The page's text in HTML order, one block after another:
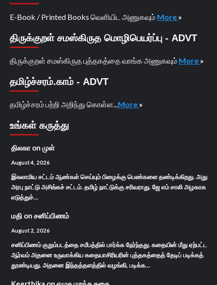
E-Book / Printed Books வெளியிட அணுகவும் More »
திருக்குறள் சமஸ்கிருத மொழிபெயர்ப்பு - ADVT
திருக்குறள் சமஸ்கிருத புத்தகத்தை வாங்க அணுகவும் More »
தமிழ்ச்சரம்.காம் - ADVT
தமிழ்ச்சரம் பற்றி அறிந்து கொள்ள... More »
உங்கள் கருத்து
திலகா on முள்
August 4, 2026
இசுலாமிய சட்டம் ஆண்கள் செய்யும் பிழைக்கு பெண்களை தண்டிக்கிறது. அது
அரபு நாட்டு அசிங்கச் சட்டம். தமிழ் நாட்டுக்கு சரிவராது. ஜே எம் சாலி அழகாக
எடுத்துச்…
மதி on சனிப்பிணம்
August 2, 2026
சனிப்பிணம் குறும்படத்தை சமீபத்தில் பார்க்க நேர்ந்தது. கதையின் மீது ஏற்பட்ட
ஆர்வம் அதனை உருவாக்கிய கதையாசிரியரின் புத்தகத்தைத் தேடிப் படிக்கத்
தூண்டியது. அதனை இந்தத்தளத்தில் வழங்கி, படிக்க…